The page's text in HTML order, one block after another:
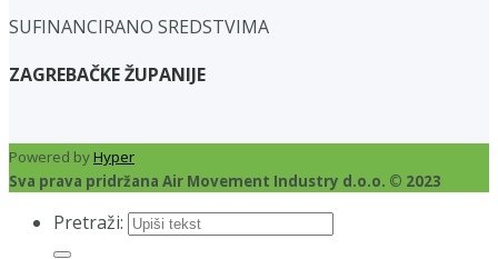
SUFINANCIRANO SREDSTVIMA
ZAGREBAČKE ŽUPANIJE
Powered byHyper
Sva prava pridržana Air Movement Industry d.o.o. © 2023
Pretraži: